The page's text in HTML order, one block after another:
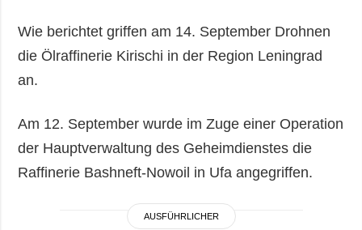
Wie berichtet griffen am 14. September Drohnen
die Ölraffinerie Kirischi in der Region Leningrad
an.
Am 12. September wurde im Zuge einer Operation
der Hauptverwaltung des Geheimdienstes die
Raffinerie Bashneft-Nowoil in Ufa angegriffen.
AUSFÜHRLICHER